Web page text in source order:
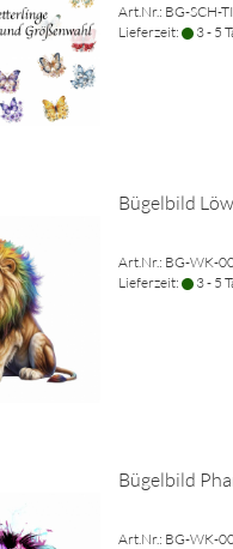
Art.Nr.: BG-SCH-TI
Lieferzeit:
3 - 5
Bügelbild
Art.Nr.: BG-WK-
Lieferzeit:
3 - 5
Bügelbild
Art.Nr.: BG-WK-